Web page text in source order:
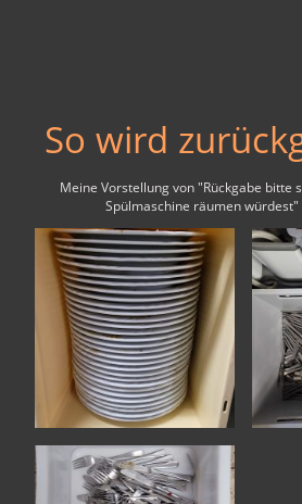
So wird
Meine Vorstellung von "Rückgabe bitte
Spülmaschine räumen würdest"